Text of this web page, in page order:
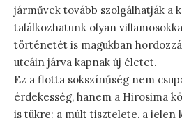
járművek tovább szolgálhatják a
találkozhatunk olyan
történetét is magukban
utcáin járva kapnak új életet.
Ez a flotta sokszínűség nem
érdekesség, hanem a Hirosima
is tükre: a múlt tisztelete, a jelen